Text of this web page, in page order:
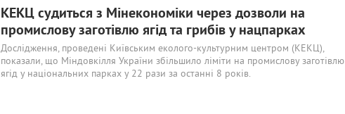
КЕКЦ судиться з Мінекономіки через дозволи на
промислову заготівлю ягід та грибів у нацпарках
Дослідження, проведені Київським еколого-культурним центром (КЕКЦ),
показали, що Міндовкілля України збільшило ліміти на промислову заготівлю
ягід у національних парках у 22 рази за останні 8 років.